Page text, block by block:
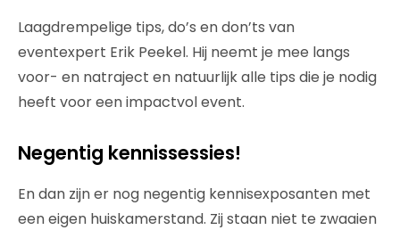
Laagdrempelige tips, do’s en don’ts van
eventexpert Erik Peekel. Hij neemt je mee langs
voor- en natraject en natuurlijk alle tips die je nodig
heeft voor een impactvol event.
Negentig kennissessies!
En dan zijn er nog negentig kennisexposanten met
een eigen huiskamerstand. Zij staan niet te zwaaien